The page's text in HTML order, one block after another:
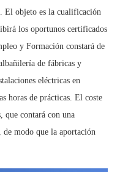
El objeto es la cualificación
los oportunos certificados
y Formación constará de
de fábricas y
eléctricas en
horas de prácticas. El coste
que contará con una
modo que la aportación